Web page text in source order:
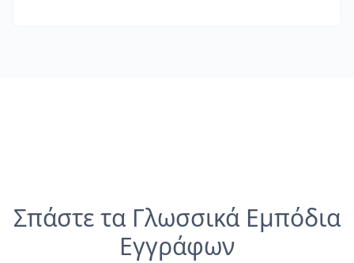
Σπάστε τα Γλωσσικά Εμπόδια
Εγγράφων